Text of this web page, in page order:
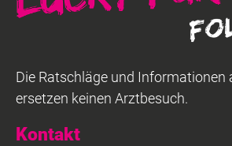
Kontakt
Die Ratschläge und Informationen
ersetzen keinen Arztbesuch.